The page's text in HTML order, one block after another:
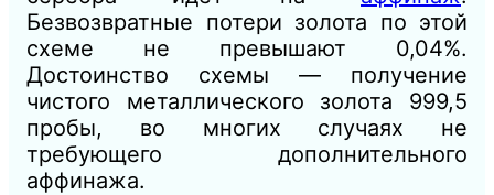
Безвозвратные потери золота по этой
схеме не превышают 0,04%.
Достоинство схемы — получение
чистого металлического золота 999,5
пробы, во многих случаях не
требующего дополнительного
аффинажа.